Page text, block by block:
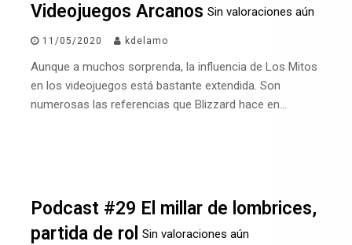
Videojuegos Arcanos Sin valoraciones aún
11/05/2020 kdelamo
Aunque a muchos sorprenda, la influencia de Los Mitos
en los videojuegos está bastante extendida. Son
numerosas las referencias que Blizzard hace en…
Podcast #29 El millar de lombrices,
partida de rol
Sin valoraciones aún